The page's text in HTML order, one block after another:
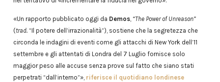
«Un rapporto pubblicato oggi da Demos, “The Power of Unreason”
(trad.“Il potere dell’irrazionalità”), sostiene che la segretezza che
circonda le indagini di eventi come gli attacchi di New York dell’11
settembre e gli attentati di Londra del 7 Luglio fornisce solo
maggior peso alle accuse senza prove sul fatto che siano stati
perpetrati “dall’interno”», riferisce il quotidiano londinese